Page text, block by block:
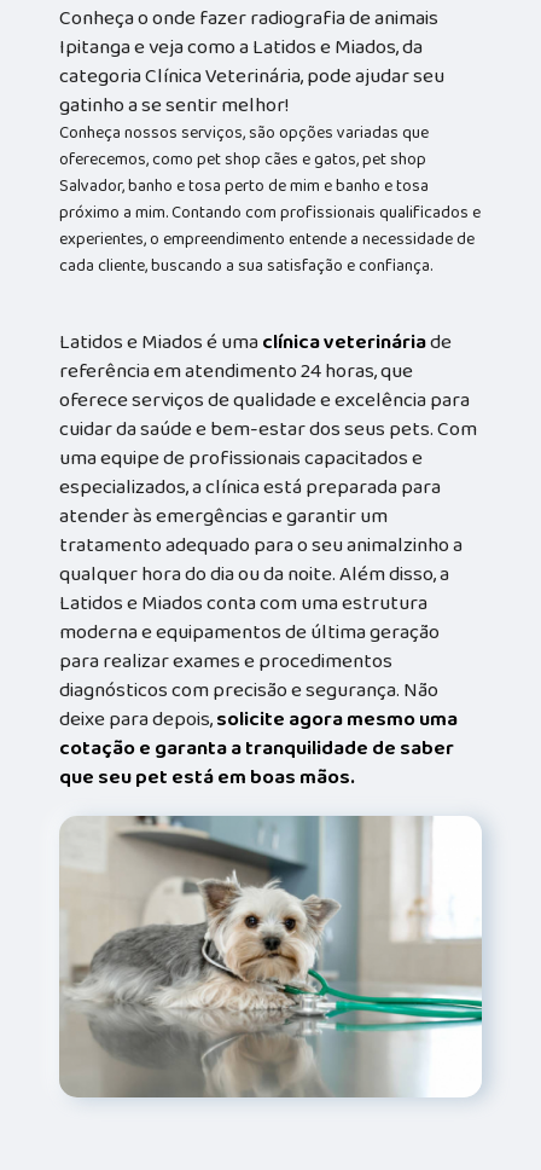
Conheça o onde fazer radiografia de animais
Ipitanga e veja como a Latidos e Miados, da
categoria Clínica Veterinária, pode ajudar seu
gatinho a se sentir melhor!
Conheça nossos serviços, são opções variadas que
oferecemos, como pet shop cães e gatos, pet shop
Salvador, banho e tosa perto de mim e banho e tosa
próximo a mim. Contando com profissionais qualificados e
experientes, o empreendimento entende a necessidade de
cada cliente, buscando a sua satisfação e confiança.
Latidos e Miados é umaclínica veterináriade
referência em atendimento 24 horas, que
oferece serviços de qualidade e excelência para
cuidar da saúde e bem-estar dos seus pets. Com
uma equipe de profissionais capacitados e
especializados, a clínica está preparada para
atender às emergências e garantir um
tratamento adequado para o seu animalzinho a
qualquer hora do dia ou da noite. Além disso, a
Latidos e Miados conta com uma estrutura
moderna e equipamentos de última geração
para realizar exames e procedimentos
diagnósticos com precisão e segurança. Não
deixe para depois,solicite agora mesmo uma
cotação e garanta a tranquilidade de saber
que seu pet está em boas mãos.